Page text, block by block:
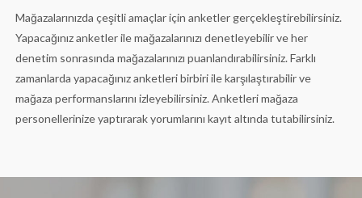
Mağazalarınızda çeşitli amaçlar için anketler gerçekleştirebilirsiniz.
Yapacağınız anketler ile mağazalarınızı denetleyebilir ve her
denetim sonrasında mağazalarınızı puanlandırabilirsiniz. Farklı
zamanlarda yapacağınız anketleri birbiri ile karşılaştırabilir ve
mağaza performanslarını izleyebilirsiniz. Anketleri mağaza
personellerinize yaptırarak yorumlarını kayıt altında tutabilirsiniz.